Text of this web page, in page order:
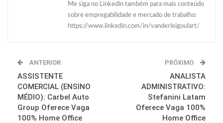
Me siga no Linkedin também para mais conteúdo
sobre empregabilidade e mercado de trabalho:
https://www.linkedin.com/in/vanderleigoulart/
ANTERIOR
ASSISTENTE
COMERCIAL (ENSINO
MÉDIO): Carbel Auto
Group Oferece Vaga
100% Home Office
PRÓXIMO
ANALISTA
ADMINISTRATIVO:
Stefanini Latam
Oferece Vaga 100%
Home Office